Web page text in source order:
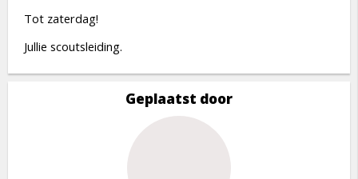
Tot zaterdag!
Jullie scoutsleiding.
Geplaatst door